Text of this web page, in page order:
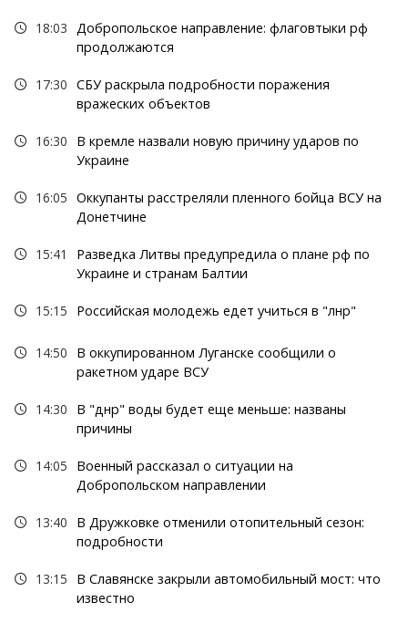
18:03
Добропольское направление: флаговтыки рф
продолжаются
17:30 СБУ раскрыла подробности поражения
вражеских объектов
16:30
В кремле назвали новую причину ударов по
Украине
16:05 Оккупанты расстреляли пленного бойца ВСУ на
Донетчине
15:41
Разведка Литвы предупредила о плане рф по
Украине и странам Балтии
15:15 Российская молодежь едет учиться в "лнр"
14:50
В оккупированном Луганске сообщили о
ракетном ударе ВСУ
14:30
В "днр" воды будет еще меньше: названы
причины
14:05
Военный рассказал о ситуации на
Добропольском направлении
13:40
В Дружковке отменили отопительный сезон:
подробности
13:15
В Славянске закрыли автомобильный мост: что
известно